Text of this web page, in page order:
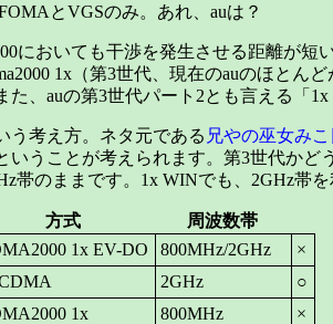
とVGSのみ。あれ、auは？
においても干渉を発生させる距離が短
1x（第3世代、現在のauのほとん
、auの第3世代パート2とも言える「
う考え方。ネタ元である 兄やの巫女み
うことが考えられます。第3世代かど
帯のままです。1x WINでも、2GHz帯
方式
周波数帯
1x EV-DO 800MHz/2GHz
×
2GHz
○
1x 800MHz
×